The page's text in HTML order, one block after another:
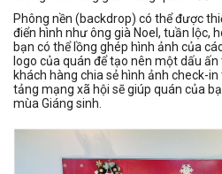
Phông nền (backdrop) có thể được
điển hình như ông già Noel, tuần lộc,
bạn có thể lồng ghép hình ảnh của
logo của quán để tạo nên một dấu
khách hàng chia sẻ hình ảnh check-
tảng mạng xã hội sẽ giúp quán của
mùa Giáng sinh.